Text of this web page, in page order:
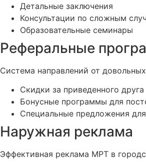
Детальные заключения
Консультации по сложным
Образовательные семинары
Реферальные
Система направлений от
Скидки за приведенного друга
Бонусные программы для
Специальные предложения
Наружная реклама
Эффективная реклама МРТ в